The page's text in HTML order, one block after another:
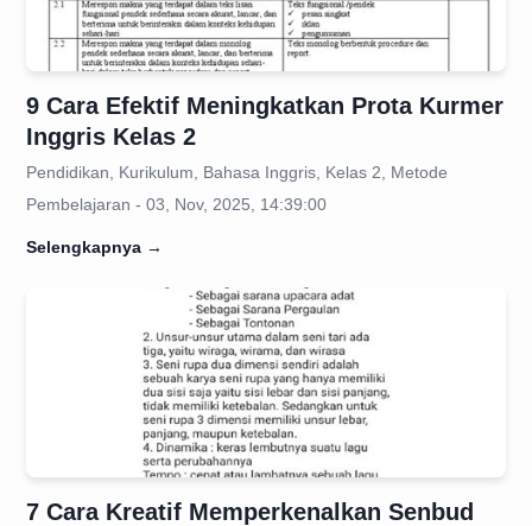
9 Cara Efektif Meningkatkan Prota Kurmer
Inggris Kelas 2
Pendidikan, Kurikulum, Bahasa Inggris, Kelas 2, Metode
Pembelajaran - 03, Nov, 2025, 14:39:00
Selengkapnya →
7 Cara Kreatif Memperkenalkan Senbud